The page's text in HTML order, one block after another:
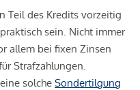
Teil des Kredits vorzeitig
sein. Nicht immer
allem bei fixen Zinsen
Strafzahlungen.
solche Sondertilgung